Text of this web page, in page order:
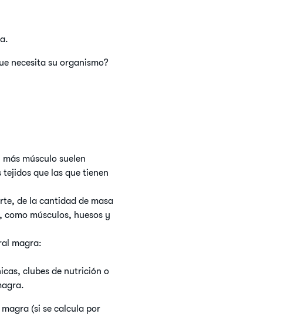
necesita su organismo?
músculo suelen
que las que tienen
de la cantidad de masa
músculos, huesos y
magra:
clubes de nutrición o
(si se calcula por